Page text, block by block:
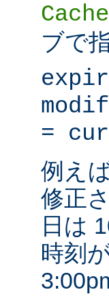
ブで
=
例え
修正
日は
時刻